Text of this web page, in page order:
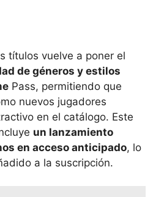
títulos vuelve a poner el
de géneros y estilos
Pass, permitiendo que
nuevos jugadores
en el catálogo. Este
un lanzamiento
en acceso anticipado, lo
a la suscripción.